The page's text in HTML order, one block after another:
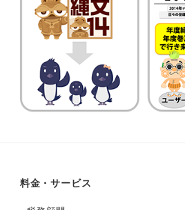
料金・サービス